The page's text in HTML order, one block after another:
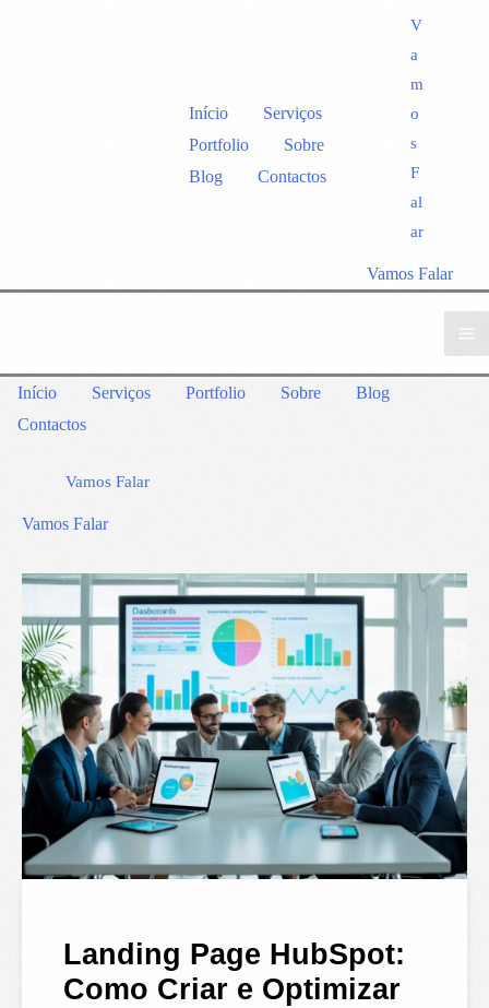
Início
Serviços
Portfolio
Sobre
Blog
Contactos
V
a
m
o
s
F
al
ar
Vamos Falar
Início Serviços Portfolio Sobre
Blog
Contactos
Vamos Falar
Vamos Falar
Landing Page HubSpot:
Como Criar e Optimizar